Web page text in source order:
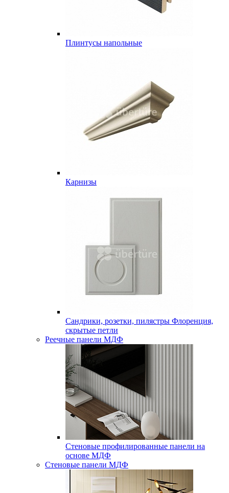
Плинтусы напольные
Карнизы
Сандрики, розетки, пилястры Флоренция,
скрытые петли
Реечные панели МДФ
Стеновые профилированные панели на
основе МДФ
Стеновые панели МДФ